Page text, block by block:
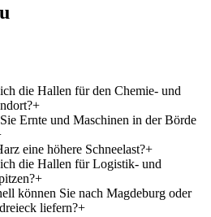
die Hallen für den Chemie- und
+
Ernte und Maschinen in der Börde
eine höhere Schneelast?+
die Hallen für Logistik- und
+
können Sie nach Magdeburg oder
liefern?+